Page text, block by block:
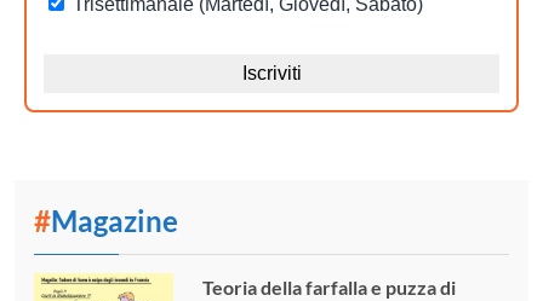
#Magazine
Teoria della farfalla e puzza di